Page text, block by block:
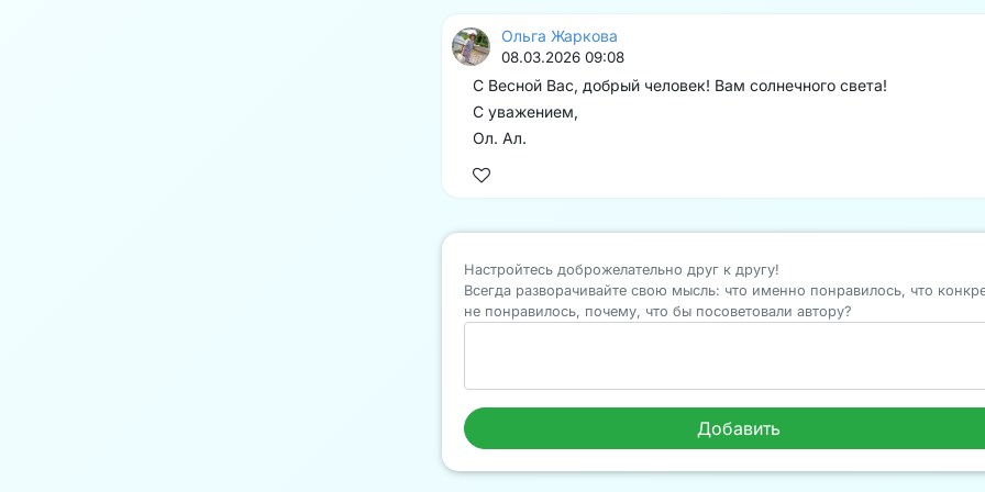
Ольга Жаркова
08.03.2026 09:08
С Весной Вас, добрый человек! Вам солнечного света!
С уважением,
Ол. Ал.
Настройтесь доброжелательно друг к другу!
Всегда разворачивайте свою мысль: что именно понравилось, что
не понравилось, почему, что бы посоветовали автору?